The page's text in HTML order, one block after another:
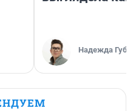
Надежда